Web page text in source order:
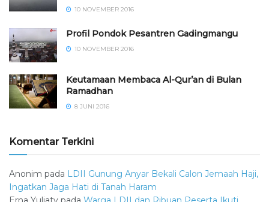
10 NOVEMBER 2016
⁠⁠⁠Profil Pondok Pesantren Gadingmangu
10 NOVEMBER 2016
Keutamaan Membaca Al-Qur’an di Bulan
Ramadhan
8 JUNI 2016
Komentar Terkini
Anonim pada LDII Gunung Anyar Bekali Calon Jemaah Haji,
Ingatkan Jaga Hati di Tanah Haram